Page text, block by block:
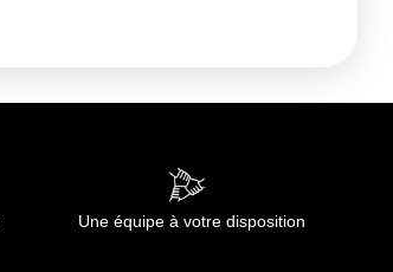
Une équipe à votre disposition